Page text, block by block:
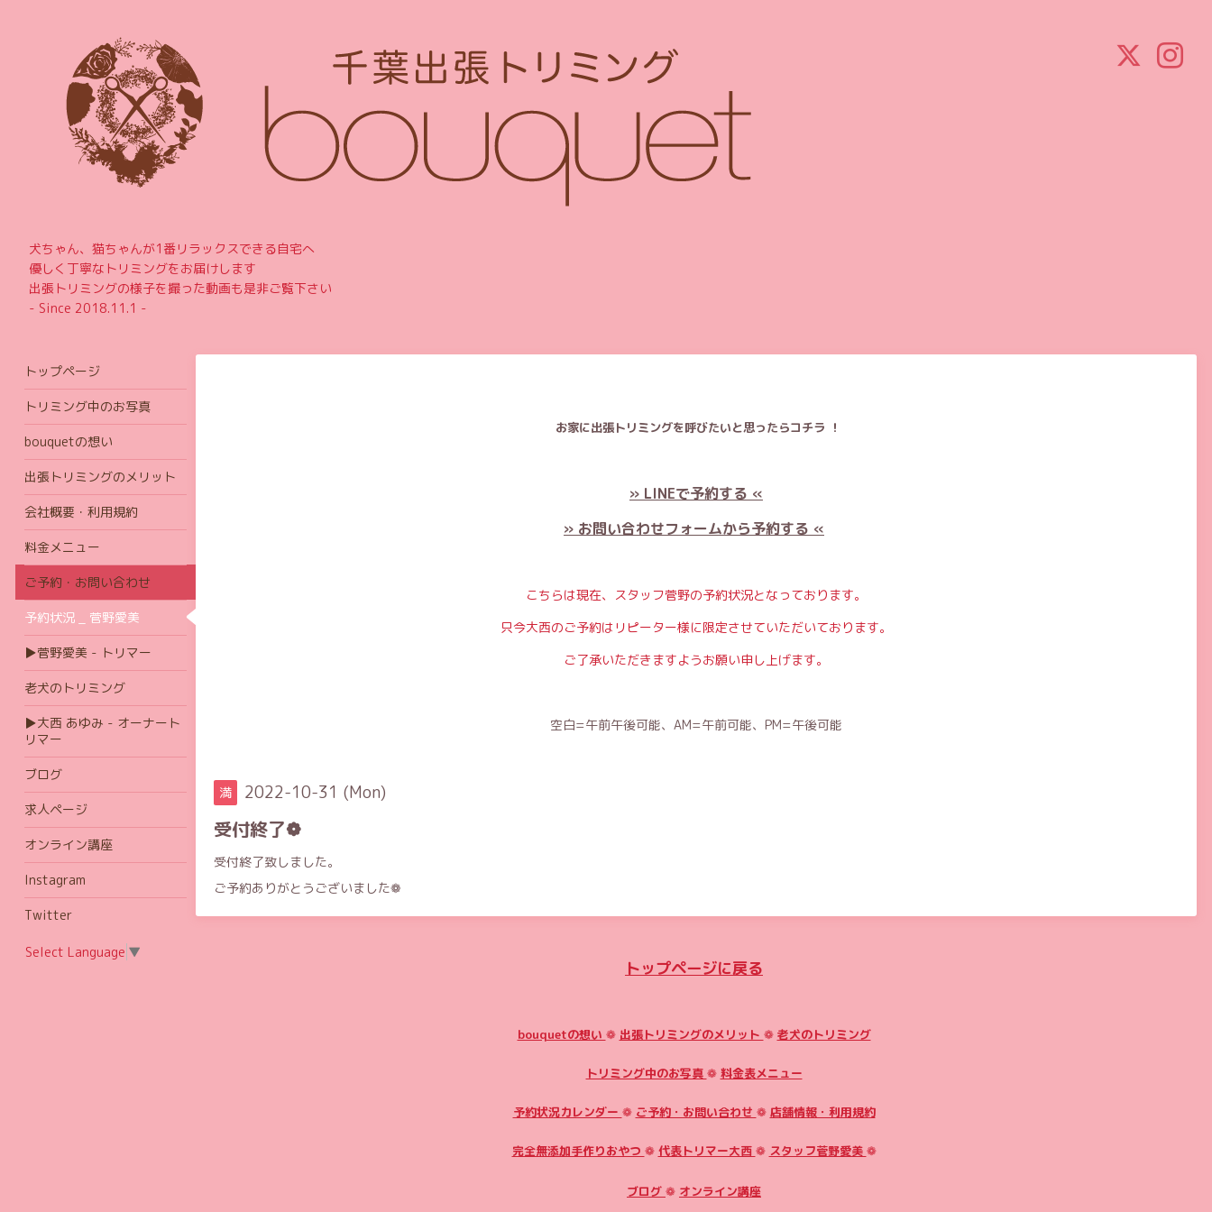
犬ちゃん、猫ちゃんが1番リラックスできる自宅へ
優しく丁寧なトリミングをお届けします
出張トリミングの様子を撮った動画も是非ご覧下さい
- Since 2018.11.1 -
お家に出張トリミングを呼びたいと思ったらコチラ ！
» LINEで予約する «
» お問い合わせフォームから予約する «
こちらは現在、スタッフ菅野の予約状況となっております。
只今大西のご予約はリピーター様に限定させていただいております。
ご了承いただきますようお願い申し上げます。
空白=午前午後可能、AM=午前可能、PM=午後可能
満 2022-10-31 (Mon)
受付終了❁︎
受付終了致しました。
ご予約ありがとうございました❁︎
トップページに戻る
bouquetの想い ❁ 出張トリミングのメリット ❁ 老犬のトリミング
トリミング中のお写真 ❁ 料金表メニュー
予約状況カレンダー ❁ ご予約・お問い合わせ ❁ 店舗情報・利用規約
完全無添加手作りおやつ ❁ 代表トリマー大西 ❁ スタッフ菅野愛美 ❁
ブログ ❁ オンライン講座
トップページ
トリミング中のお写真
bouquetの想い
出張トリミングのメリット
会社概要・利用規約
料金メニュー
ご予約・お問い合わせ
予約状況 _ 菅野愛美
▶菅野愛美 - トリマー
老犬のトリミング
▶大西 あゆみ - オーナート
リマー
ブログ
求人ページ
オンライン講座
Instagram
Twitter
Select Language ▼